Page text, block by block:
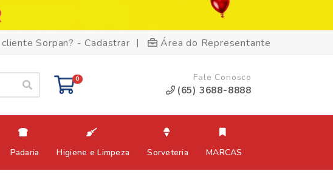
Sorpan? - Cadastrar | Área do Representante
0 Fale Conosco
(65) 3688-8888
Padaria Higiene e Limpeza Sorveteria MARCAS